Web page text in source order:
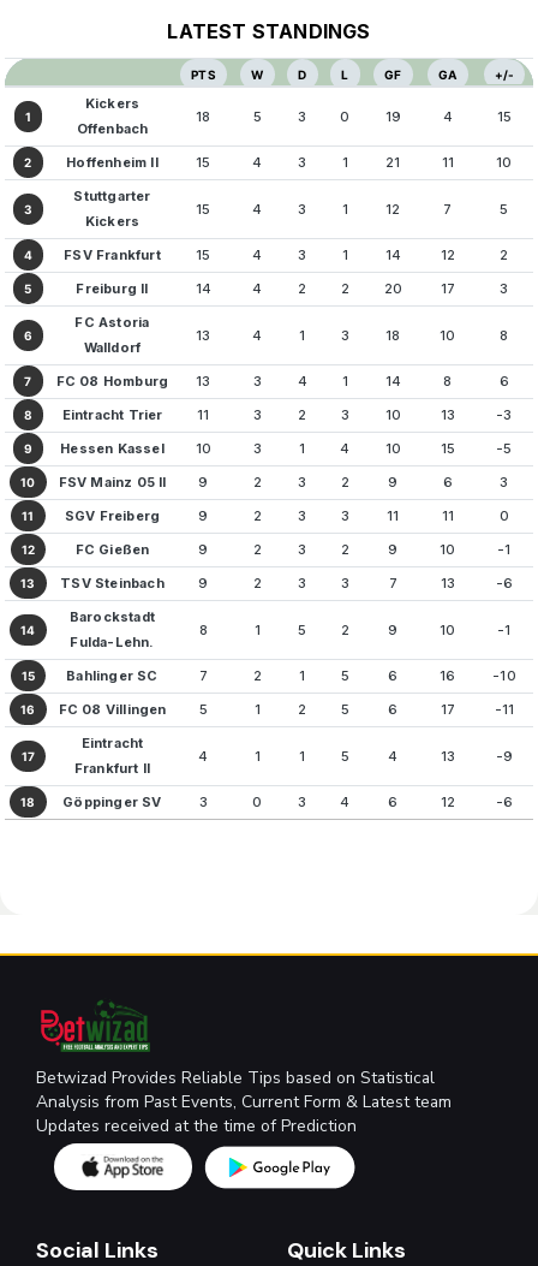
LATEST STANDINGS
PTS W D L GF GA +/-
1
Kickers
Offenbach
18 5 3 0 19 4 15
2 Hoffenheim II 15 4 3 1 21 11 10
3
Stuttgarter
Kickers
15 4 3 1 12 7 5
4 FSV Frankfurt 15 4 3 1 14 12 2
5 Freiburg II 14 4 2 2 20 17 3
6
FC Astoria
Walldorf
13 4 1 3 18 10 8
7 FC 08 Homburg 13 3 4 1 14 8 6
8 Eintracht Trier 11 3 2 3 10 13 -3
9 Hessen Kassel 10 3 1 4 10 15 -5
10 FSV Mainz 05 II 9 2 3 2 9 6 3
11 SGV Freiberg 9 2 3 3 11 11 0
12 FC Gießen 9 2 3 2 9 10 -1
13 TSV Steinbach 9 2 3 3 7 13 -6
14
Barockstadt
Fulda-Lehn.
8 1 5 2 9 10 -1
15 Bahlinger SC 7 2 1 5 6 16 -10
16 FC 08 Villingen 5 1 2 5 6 17 -11
17
Eintracht
Frankfurt II
4 1 1 5 4 13 -9
18 Göppinger SV 3 0 3 4 6 12 -6
Betwizad Provides Reliable Tips based on Statistical
Analysis from Past Events, Current Form & Latest team
Updates received at the time of Prediction
Social Links Quick Links